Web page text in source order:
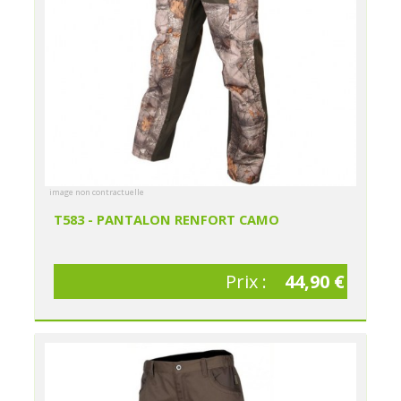
image non contractuelle
T583 - PANTALON RENFORT CAMO
Prix : 44,90 €